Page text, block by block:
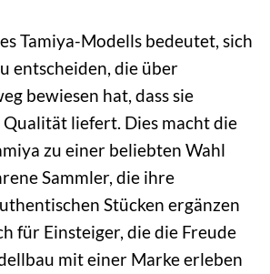
Tamiya-Modells bedeutet, sich
entscheiden, die über
bewiesen hat, dass sie
Qualität liefert. Dies macht die
zu einer beliebten Wahl
Sammler, die ihre
Stücken ergänzen
für Einsteiger, die die Freude
mit einer Marke erleben